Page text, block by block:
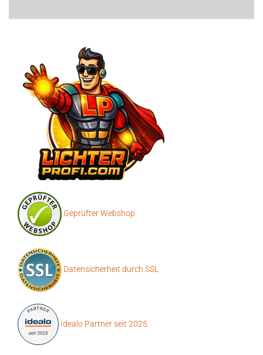
Geprüfter Webshop
Datensicherheit durch SSL
Idealo Partner seit 2025